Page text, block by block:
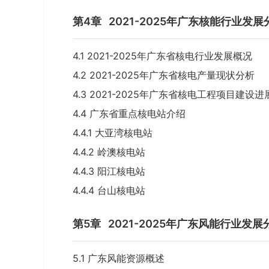
第4章 2021-2025年广东核能行业发展
4.1 2021-2025年广东省核电行业发展概况
4.2 2021-2025年广东省核电产量现状分析
4.3 2021-2025年广东省核电工程项目建设进
4.4 广东省重点核电站介绍
4.4.1 大亚湾核电站
4.4.2 岭澳核电站
4.4.3 阳江核电站
4.4.4 台山核电站
第5章 2021-2025年广东风能行业发展
5.1 广东风能资源概述